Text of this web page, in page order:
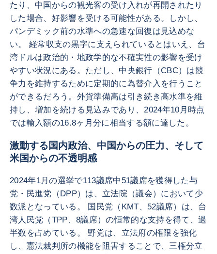
たり、中国からの観光客の受け入れが再開されたり
した場合、好影響を受ける可能性がある。しかし、
パンデミック前の水準への急速な回復は見込めな
い。 経常収支の黒字に支えられているとはいえ、台
湾ドルは政治的・地政学的な不確実性の影響を受け
やすい状況にある。ただし、中央銀行（CBC）は競
争力を維持するために定期的に為替介入を行うこと
ができるだろう。外貨準備高は引き続き高水準を維
持し、増加を続ける見込みであり、2024年10月時点
では輸入額の16.8ヶ月分に相当する額に達した。
激動する国内政治、中国からの圧力、そして
米国からの不透明感
2024年1月の選挙で113議席中51議席を獲得した与
党・民進党（DPP）は、立法院（議会）において少
数派となっている。 国民党（KMT、52議席）は、台
湾人民党（TPP、8議席）の恒常的な支持を得て、過
半数を占めている。 野党は、立法府の権限を強化
し、憲法裁判所の機能を阻害することで、三権分立